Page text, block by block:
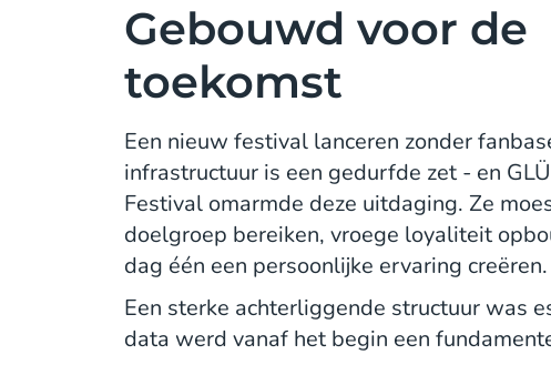
Gebouwd voor de
toekomst
Een nieuw festival lanceren zonder
infrastructuur is een gedurfde zet - en
Festival omarmde deze uitdaging. Ze
doelgroep bereiken, vroege loyaliteit
dag één een persoonlijke ervaring creëren.
Een sterke achterliggende structuur was
data werd vanaf het begin een